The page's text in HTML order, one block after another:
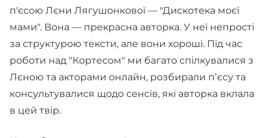
п'єсою Лєни Лягушонкової — "Дискотека моєї
мами". Вона — прекрасна авторка. У неї непрості
за структурою тексти, але вони хороші. Під час
роботи над "Кортесом" ми багато спілкувалися з
Лєною та акторами онлайн, розбирали пʼєсу та
консультувалися щодо сенсів, які авторка вклала
в цей твір.